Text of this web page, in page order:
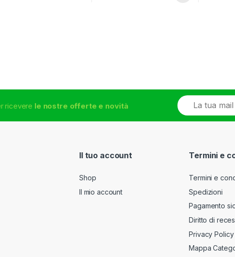
ricevere le nostre offerte e novità
E
m
a
Il tuo account
Shop
Il mio account
Termini e
Termini e
Spedizioni
Pagamento
Diritto di
Privacy Policy
Mappa